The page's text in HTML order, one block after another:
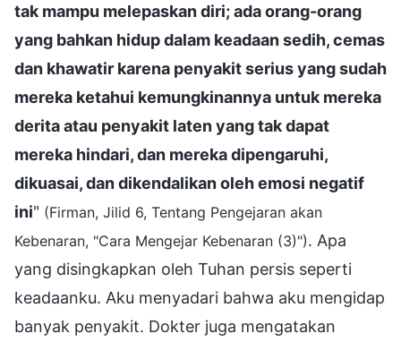
tak mampu melepaskan diri; ada orang-orang
yang bahkan hidup dalam keadaan sedih, cemas
dan khawatir karena penyakit serius yang sudah
mereka ketahui kemungkinannya untuk mereka
derita atau penyakit laten yang tak dapat
mereka hindari, dan mereka dipengaruhi,
dikuasai, dan dikendalikan oleh emosi negatif
ini" (Firman, Jilid 6, Tentang Pengejaran akan
Kebenaran, "Cara Mengejar Kebenaran (3)"). Apa
yang disingkapkan oleh Tuhan persis seperti
keadaanku. Aku menyadari bahwa aku mengidap
banyak penyakit. Dokter juga mengatakan